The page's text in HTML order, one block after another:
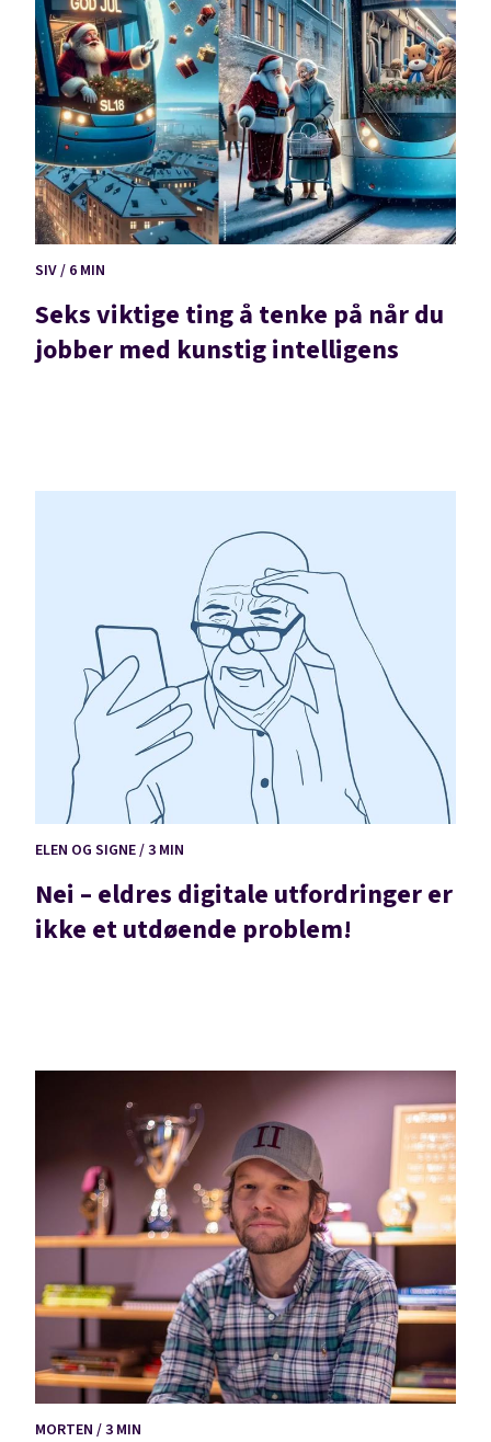
SIV / 6 MIN
Seks viktige ting å tenke på når du
jobber med kunstig intelligens
ELEN OG SIGNE / 3 MIN
Nei – eldres digitale utfordringer er
ikke et utdøende problem!
MORTEN / 3 MIN